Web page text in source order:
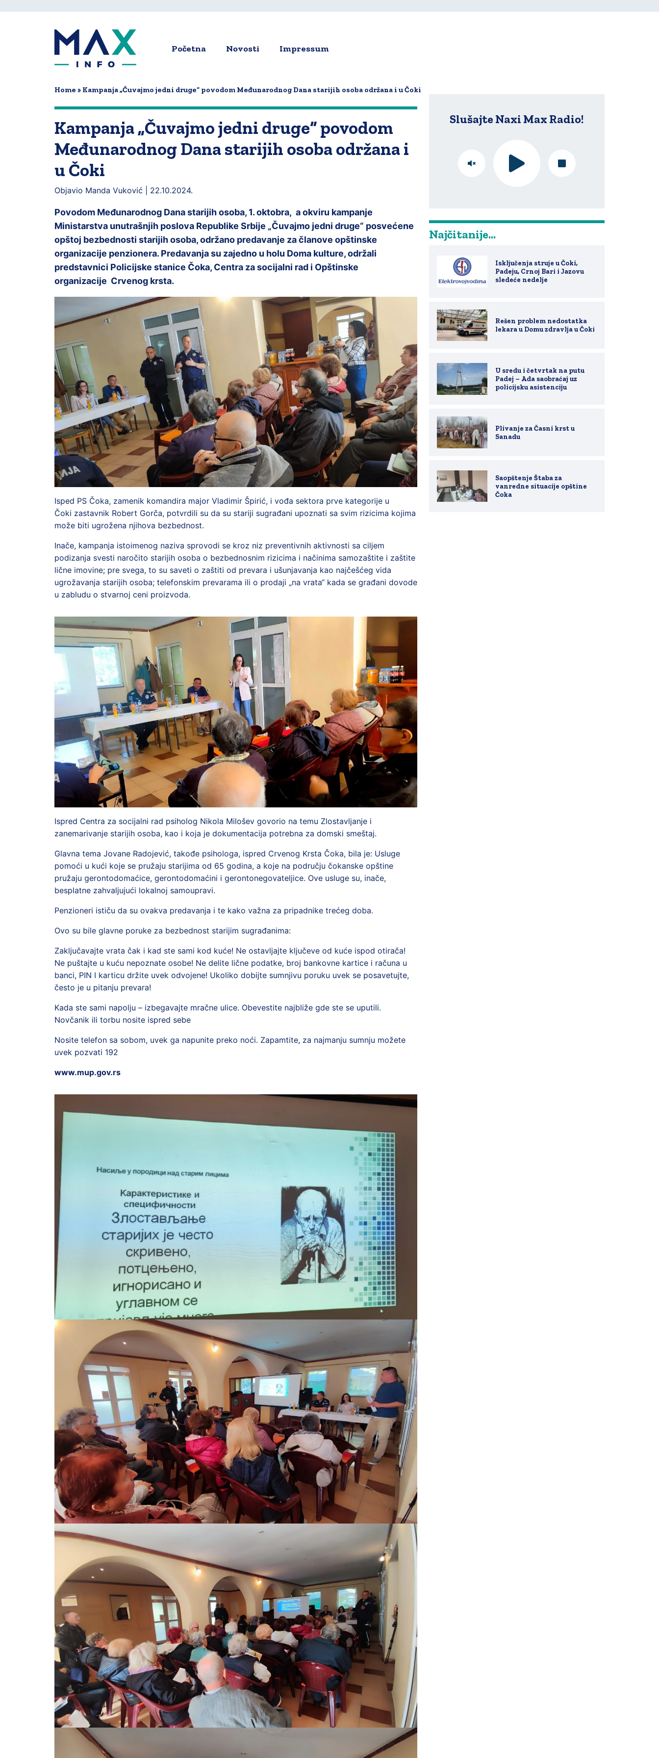
to
Početna Novosti Impressum
Home Kampanja „Čuvajmo jedni druge“ povodom Međunarodnog Dana starijih osoba održana i u Čoki
Kampanja „Čuvajmo jedni druge“ povodom
Međunarodnog Dana starijih osoba održana i
u Čoki
Objavio Manda Vuković | 22.10.2024.
Povodom Međunarodnog Dana starijih osoba, 1. oktobra, a okviru kampanje
Ministarstva unutrašnjih poslova Republike Srbije „Čuvajmo jedni druge“ posvećene
opštoj bezbednosti starijih osoba, održano predavanje za članove opštinske
organizacije penzionera. Predavanja su zajedno u holu Doma kulture, održali
predstavnici Policijske stanice Čoka, Centra za socijalni rad i Opštinske
organizacije Crvenog krsta.
Isped PS Čoka, zamenik komandira major Vladimir Špirić, i vođa sektora prve kategorije u
Čoki zastavnik Robert Gorča, potvrdili su da su stariji sugrađani upoznati sa svim rizicima kojima
može biti ugrožena njihova bezbednost.
Inače, kampanja istoimenog naziva sprovodi se kroz niz preventivnih aktivnosti sa ciljem
podizanja svesti naročito starijih osoba o bezbednosnim rizicima i načinima samozaštite i zaštite
lične imovine; pre svega, to su saveti o zaštiti od prevara i ušunjavanja kao najčešćeg vida
ugrožavanja starijih osoba; telefonskim prevarama ili o prodaji „na vrata“ kada se građani dovode
u zabludu o stvarnoj ceni proizvoda.
Ispred Centra za socijalni rad psiholog Nikola Milošev govorio na temu Zlostavljanje i
zanemarivanje starijih osoba, kao i koja je dokumentacija potrebna za domski smeštaj.
Glavna tema Jovane Radojević, takođe psihologa, ispred Crvenog Krsta Čoka, bila je: Usluge
pomoći u kući koje se pružaju starijima od 65 godina, a koje na području čokanske opštine
pružaju gerontodomaćice, gerontodomaćini i gerontonegovateljice. Ove usluge su, inače,
besplatne zahvaljujući lokalnoj samoupravi.
Penzioneri ističu da su ovakva predavanja i te kako važna za pripadnike trećeg doba.
Ovo su bile glavne poruke za bezbednost starijim sugrađanima:
Zaključavajte vrata čak i kad ste sami kod kuće! Ne ostavljajte ključeve od kuće ispod otirača!
Ne puštajte u kuću nepoznate osobe! Ne delite lične podatke, broj bankovne kartice i računa u
banci, PIN I karticu držite uvek odvojene! Ukoliko dobijte sumnjivu poruku uvek se posavetujte,
često je u pitanju prevara!
Kada ste sami napolju – izbegavajte mračne ulice. Obevestite najbliže gde ste se uputili.
Novčanik ili torbu nosite ispred sebe
Nosite telefon sa sobom, uvek ga napunite preko noći. Zapamtite, za najmanju sumnju možete
uvek pozvati 192
www.mup.gov.rs
Slušajte Naxi Max Radio!
Najčitanije...
Isključenja struje u Čoki,
Padeju, Crnoj Bari i Jazovu
sledeće nedelje
Rešen problem nedostatka
lekara u Domu zdravlja u Čoki
U sredu i četvrtak na putu
Padej – Ada saobraćaj uz
policijsku asistenciju
Plivanje za Časni krst u
Sanadu
Saopštenje Štaba za
vanredne situacije opštine
Čoka